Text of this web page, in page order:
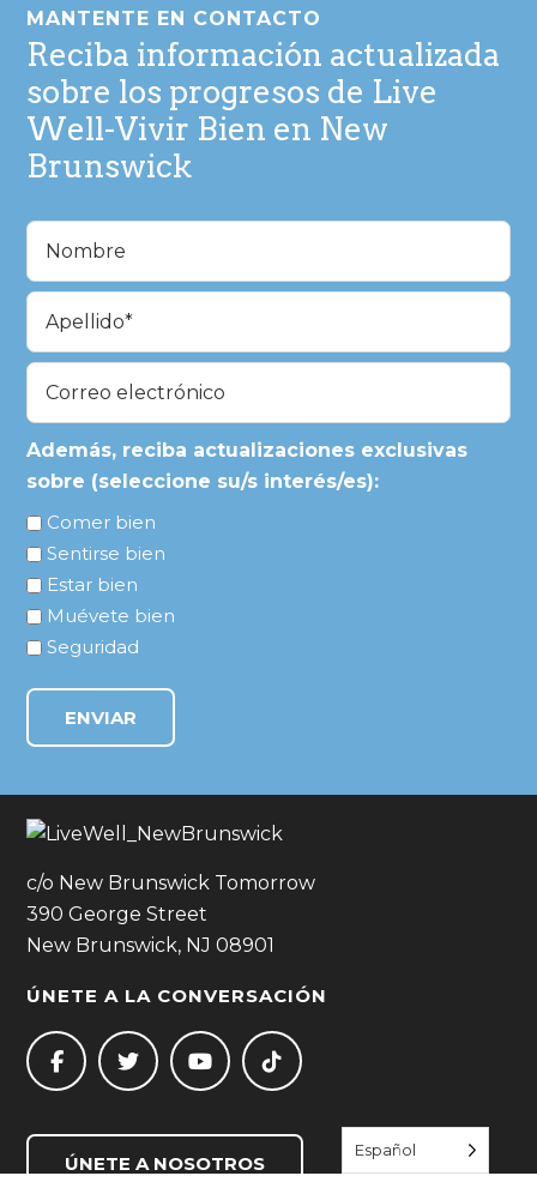
de
página
c/o New Brunswick Tomorrow
390 George Street
New Brunswick, NJ 08901
ÚNETE A LA CONVERSACIÓN
ÚNETE A NOSOTROS
MANTENTE EN CONTACTO
Reciba información actualizada
sobre los progresos de Live
Well-Vivir Bien en New
Brunswick
Nombre
En
primer
lugar
Última
Correo
electrónico
(Obligatorio)
Además, reciba actualizaciones exclusivas
sobre (seleccione su/s interés/es):
Comer bien
Sentirse bien
Estar bien
Muévete bien
Seguridad
Español